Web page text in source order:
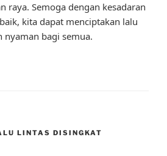
raya. Semoga dengan kesadaran
kita dapat menciptakan lalu
nyaman bagi semua.
LINTAS DISINGKAT